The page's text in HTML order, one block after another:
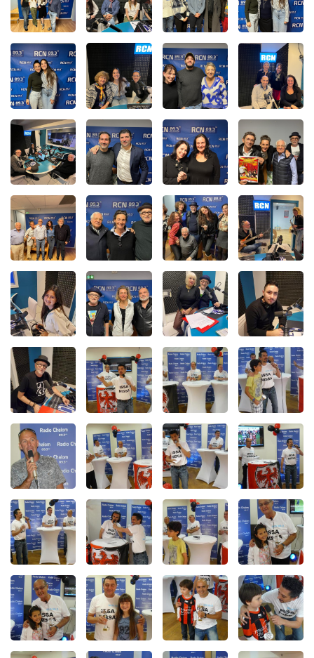
Ecrire à RCN
Liens utiles
Shabbat Project
Métropole Nice Côte d'Azur
Ville de Nice
Nice 24
CCAS NICE
Département des Alpes Maritimes
Ma Région Sud